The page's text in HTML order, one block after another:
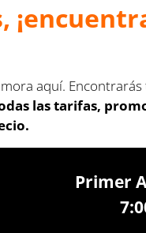
aquí.
las tarifas,
Primer